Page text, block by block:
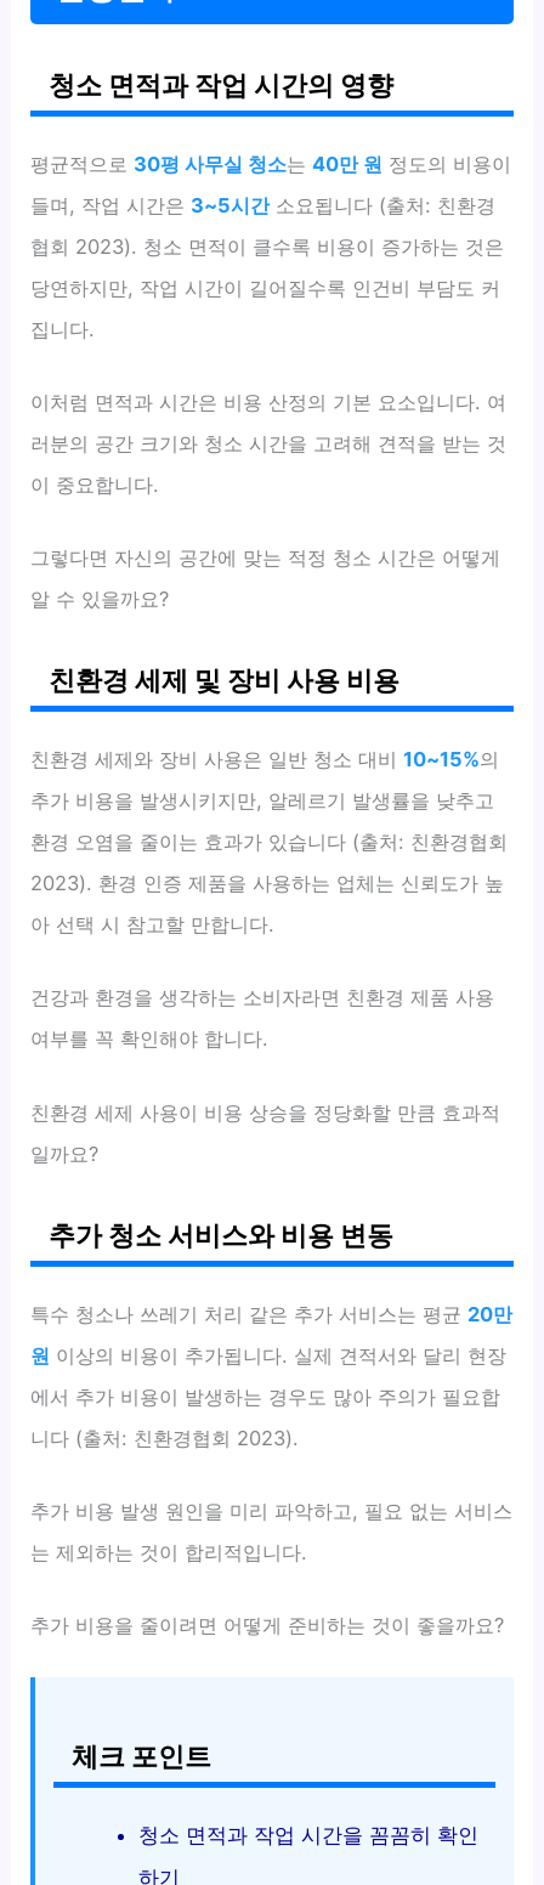
청소 면적과 작업 시간의 영향
평균적으로 30평 사무실 청소는40만 원 정도의 비용이
들며, 작업 시간은 3~5시간소요됩니다 (출처: 친환경
협회 2023). 청소 면적이 클수록 비용이 증가하는 것은
당연하지만, 작업 시간이 길어질수록 인건비 부담도 커
집니다.
이처럼 면적과 시간은 비용 산정의 기본 요소입니다. 여
러분의 공간 크기와 청소 시간을 고려해 견적을 받는 것
이 중요합니다.
그렇다면 자신의 공간에 맞는 적정 청소 시간은 어떻게
알 수 있을까요?
친환경 세제 및 장비 사용 비용
친환경 세제와 장비 사용은 일반 청소 대비10~15%의
추가 비용을 발생시키지만, 알레르기 발생률을 낮추고
환경 오염을 줄이는 효과가 있습니다 (출처: 친환경협회
2023). 환경 인증 제품을 사용하는 업체는 신뢰도가 높
아 선택 시 참고할 만합니다.
건강과 환경을 생각하는 소비자라면 친환경 제품 사용
여부를 꼭 확인해야 합니다.
친환경 세제 사용이 비용 상승을 정당화할 만큼 효과적
일까요?
추가 청소 서비스와 비용 변동
특수 청소나 쓰레기 처리 같은 추가 서비스는 평균 20만
원 이상의 비용이 추가됩니다. 실제 견적서와 달리 현장
에서 추가 비용이 발생하는 경우도 많아 주의가 필요합
니다 (출처: 친환경협회 2023).
추가 비용 발생 원인을 미리 파악하고, 필요 없는 서비스
는 제외하는 것이 합리적입니다.
추가 비용을 줄이려면 어떻게 준비하는 것이 좋을까요?
체크 포인트
청소 면적과 작업 시간을 꼼꼼히 확인
하기